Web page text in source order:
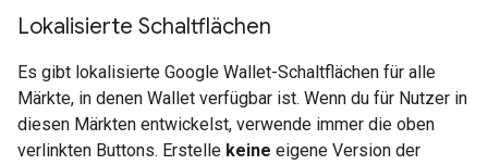
Lokalisierte Schaltflächen
Es gibt lokalisierte Google Wallet-Schaltflächen für alle
Märkte, in denen Wallet verfügbar ist. Wenn du für Nutzer in
diesen Märkten entwickelst, verwende immer die oben
verlinkten Buttons. Erstelle keine eigene Version der